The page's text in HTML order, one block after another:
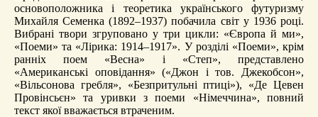
основоположника і теоретика українського футуризму
Михайля Семенка (1892–1937) побачила світ у 1936 році.
Вибрані твори згруповано у три цикли: «Європа й ми»,
«Поеми» та «Лірика: 1914–1917». У розділі «Поеми», крім
ранніх поем «Весна» і «Степ», представлено
«Американські оповідання» («Джон і тов. Джекобсон»,
«Вільсонова гребля», «Безпритульні птиці»), «Де Цевен
Провінсьєн» та уривки з поеми «Німеччина», повний
текст якої вважається втраченим.